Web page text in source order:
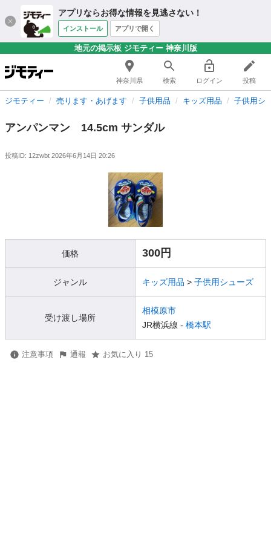
アプリならお得な情報を見逃さない！
インストール アプリで開く
地元の掲示板 ジモティー 神奈川版
神奈川県 検索 ログイン 投稿
ジモティー 売ります・あげます 子供用品 キッズ用品 子供用シ
アンパンマン 14.5cm サンダル
投稿ID: 12zwbt 2026年6月14日 20:26
価格 300円
ジャンル キッズ用品 > 子供用シューズ
受け渡し場所
相模原市
JR横浜線 - 橋本駅
注意事項 通報 お気に入り 15